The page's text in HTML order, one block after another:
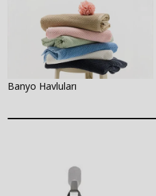
Banyo Havluları